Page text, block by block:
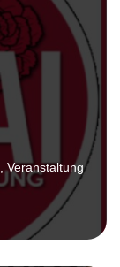
Veranstaltung